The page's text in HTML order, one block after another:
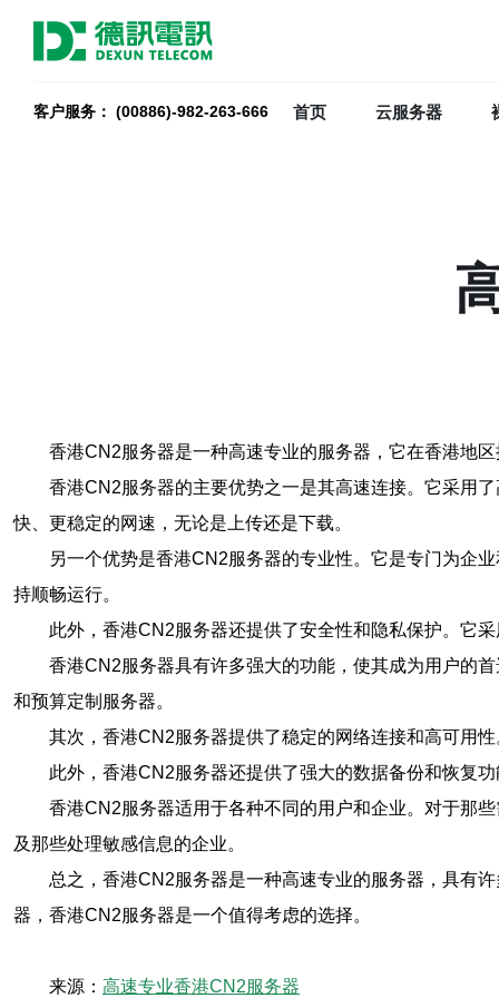
客户服务： (00886)-982-263-666 首页 云服务器
香港CN2服务器是一种高速专业的服务器，它在香港地
香港CN2服务器的主要优势之一是其高速连接。它采用
快、更稳定的网速，无论是上传还是下载。
另一个优势是香港CN2服务器的专业性。它是专门为企
持顺畅运行。
此外，香港CN2服务器还提供了安全性和隐私保护。它
香港CN2服务器具有许多强大的功能，使其成为用户的
和预算定制服务器。
其次，香港CN2服务器提供了稳定的网络连接和高可用
此外，香港CN2服务器还提供了强大的数据备份和恢复
香港CN2服务器适用于各种不同的用户和企业。对于那
及那些处理敏感信息的企业。
总之，香港CN2服务器是一种高速专业的服务器，具有
器，香港CN2服务器是一个值得考虑的选择。
来源： 高速专业香港CN2服务器